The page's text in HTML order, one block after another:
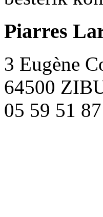
Piarres
3 Eugène
64500
05 59 51